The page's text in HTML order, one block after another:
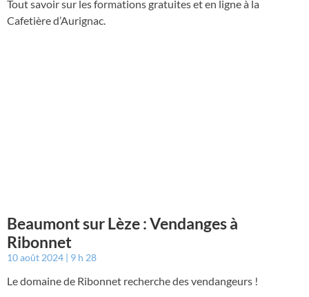
Tout savoir sur les formations gratuites et en ligne à la
Cafetière d’Aurignac.
Beaumont sur Lèze : Vendanges à
Ribonnet
10 août 2024 9 h 28
Le domaine de Ribonnet recherche des vendangeurs !